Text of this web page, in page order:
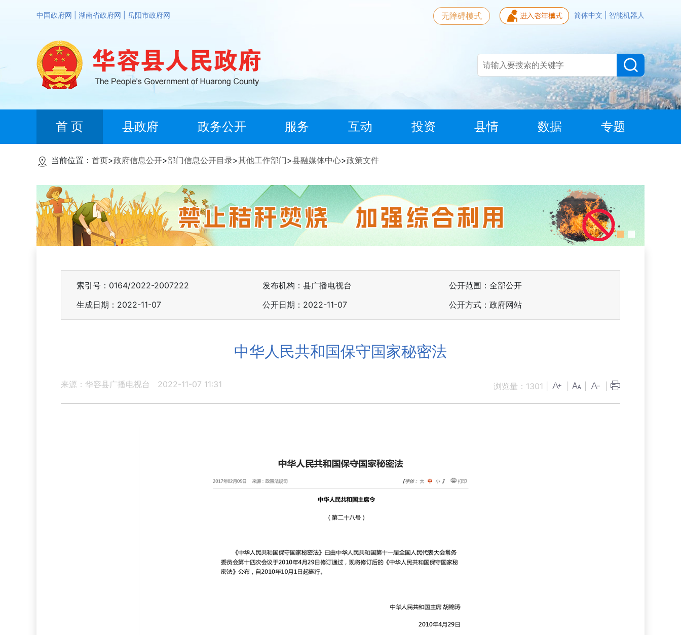
中国政府网 湖南省政府网 岳阳市政府网 简体中文 智能机器人
无障碍模式
首 页 县政府 政务公开 服务 互动 投资 县情 数据 专题
当前位置： 首页>政府信息公开>部门信息公开目录>其他工作部门>县融媒体中心>政策文件
索引号：0164/2022-2007222 发布机构：县广播电视台
公开范围：全部公开
生成日期：2022-11-07
公开日期：2022-11-07 公开方式：政府网站
中华人民共和国保守国家秘密法
来源：华容县广播电视台 2022-11-07 11:31 浏览量： 1301